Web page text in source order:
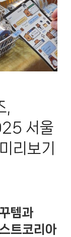
,
서울
리보기
템과
트코리아